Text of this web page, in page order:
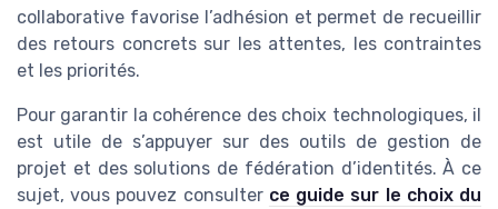
collaborative favorise l’adhésion et permet de recueillir
des retours concrets sur les attentes, les contraintes
et les priorités.
Pour garantir la cohérence des choix technologiques, il
est utile de s’appuyer sur des outils de gestion de
projet et des solutions de fédération d’identités. À ce
sujet, vous pouvez consulter ce guide sur le choix du